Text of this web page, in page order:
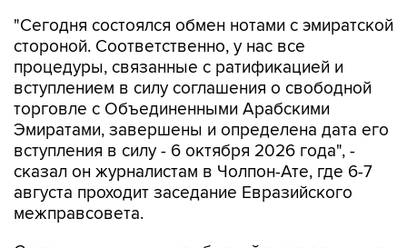
"Сегодня состоялся обмен нотами с эмиратской
стороной. Соответственно, у нас все
процедуры, связанные с ратификацией и
вступлением в силу соглашения о свободной
торговле с Объединенными Арабскими
Эмиратами, завершены и определена дата его
вступления в силу - 6 октября 2026 года", -
сказал он журналистам в Чолпон-Ате, где 6-7
августа проходит заседание Евразийского
межправсовета.